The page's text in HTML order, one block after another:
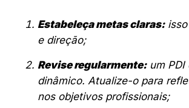
Estabeleça metas claras:isso
e direção;
Revise regularmente:um PDI
dinâmico. Atualize-o para
nos objetivos profissionais;